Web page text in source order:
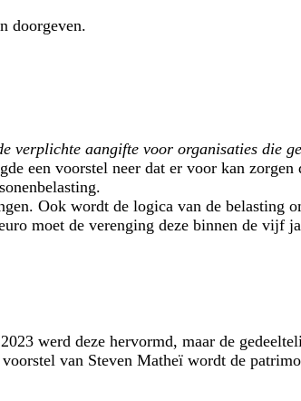
doorgeven.
verplichte aangifte voor organisaties die
een voorstel neer dat er voor kan zorgen
Ook wordt de logica van de belasting
moet de verenging deze binnen de vijf
werd deze hervormd, maar de
van Steven Matheï wordt de